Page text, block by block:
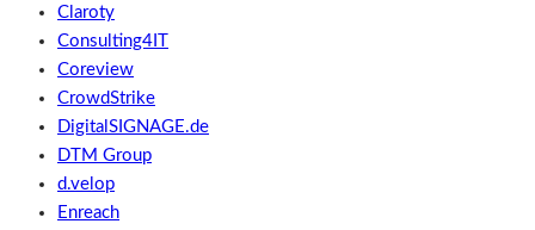
Claroty
Consulting4IT
Coreview
CrowdStrike
DigitalSIGNAGE.de
DTM Group
d.velop
Enreach